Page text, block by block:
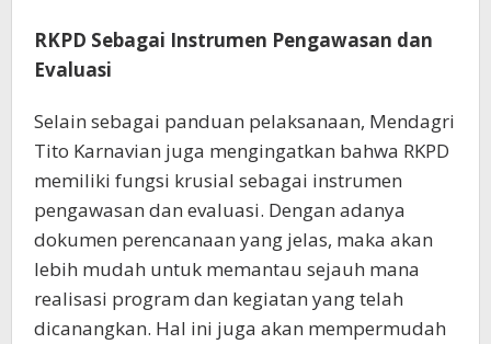
RKPD Sebagai Instrumen Pengawasan dan
Evaluasi
Selain sebagai panduan pelaksanaan, Mendagri
Tito Karnavian juga mengingatkan bahwa RKPD
memiliki fungsi krusial sebagai instrumen
pengawasan dan evaluasi. Dengan adanya
dokumen perencanaan yang jelas, maka akan
lebih mudah untuk memantau sejauh mana
realisasi program dan kegiatan yang telah
dicanangkan. Hal ini juga akan mempermudah